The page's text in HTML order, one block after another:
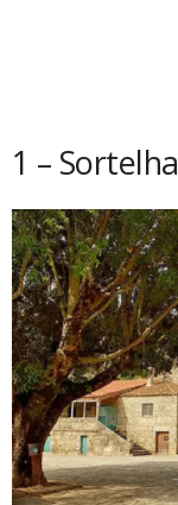
1 – Sortelha